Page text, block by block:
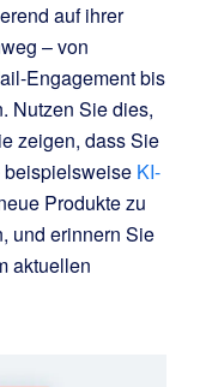
auf ihrer
– von
Engagement bis
Nutzen Sie dies,
zeigen, dass Sie
KI-
Produkte zu
und erinnern Sie
aktuellen